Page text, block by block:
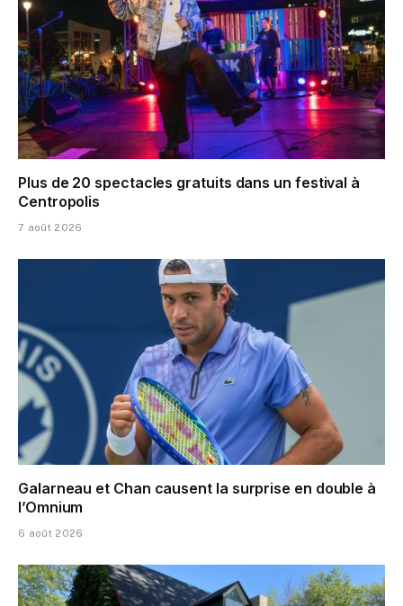
Plus de 20 spectacles gratuits dans un festival à
Centropolis
7 août 2026
Galarneau et Chan causent la surprise en double à
l’Omnium
6 août 2026